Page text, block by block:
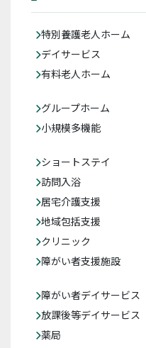
特別養護老人ホーム
デイサービス
有料老人ホーム
グループホーム
小規模多機能
ショートステイ
訪問入浴
居宅介護支援
地域包括支援
クリニック
障がい者支援施設
障がい者デイサービス
放課後等デイサービス
薬局